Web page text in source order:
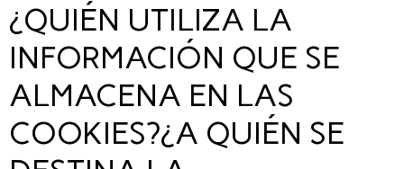
¿QUIÉN UTILIZA LA
INFORMACIÓN QUE SE
ALMACENA EN LAS
COOKIES?¿A QUIÉN SE